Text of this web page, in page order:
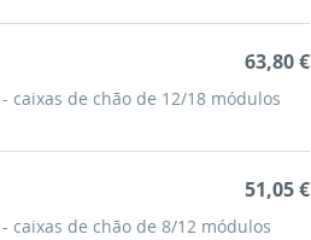
caixas de chão de 12/18 módulos
63,80 €
caixas de chão de 8/12 módulos
51,05 €